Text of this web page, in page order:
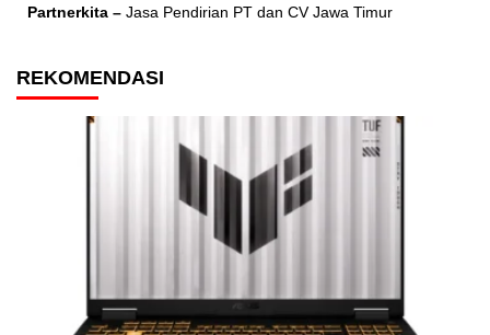
Partnerkita – Jasa Pendirian PT dan CV Jawa Timur
REKOMENDASI